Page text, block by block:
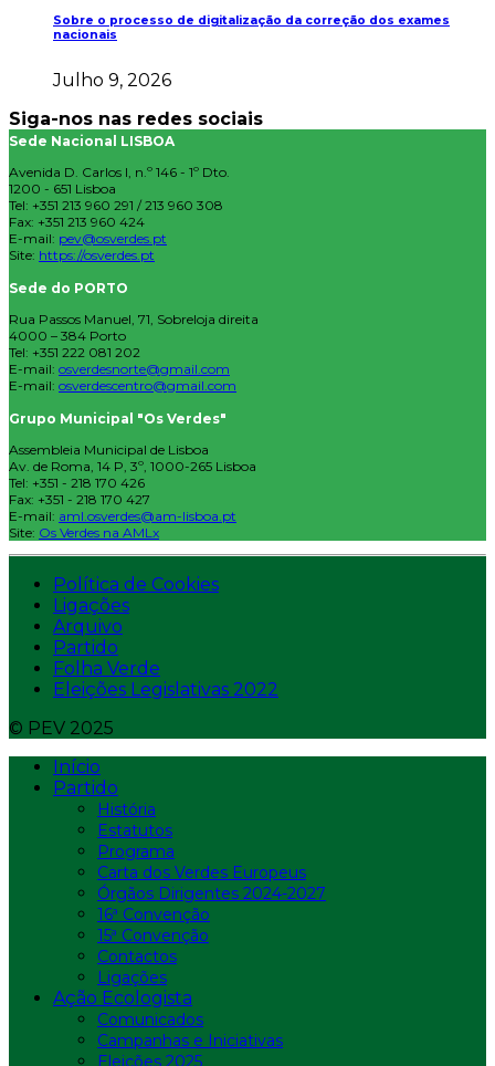
Sobre o processo de digitalização da correção dos exames
nacionais
Julho 9, 2026
Siga-nos nas redes sociais
Sede Nacional LISBOA
Avenida D. Carlos I, n.º 146 - 1º Dto.
1200 - 651 Lisboa
Tel: +351 213 960 291 / 213 960 308
Fax: +351 213 960 424
E-mail: pev@osverdes.pt
Site: https://osverdes.pt
Sede do PORTO
Rua Passos Manuel, 71, Sobreloja direita
4000 – 384 Porto
Tel: +351 222 081 202
E-mail: osverdesnorte@gmail.com
E-mail: osverdescentro@gmail.com
Grupo Municipal "Os Verdes"
Assembleia Municipal de Lisboa
Av. de Roma, 14 P, 3º, 1000-265 Lisboa
Tel: +351 - 218 170 426
Fax: +351 - 218 170 427
E-mail: aml.osverdes@am-lisboa.pt
Site: Os Verdes na AMLx
Política de Cookies
Ligações
Arquivo
Partido
Folha Verde
Eleições Legislativas 2022
© PEV 2025
Início
Partido
História
Estatutos
Programa
Carta dos Verdes Europeus
Órgãos Dirigentes 2024-2027
16ª Convenção
15ª Convenção
Contactos
Ligações
Ação Ecologista
Comunicados
Campanhas e Iniciativas
Eleições 2025